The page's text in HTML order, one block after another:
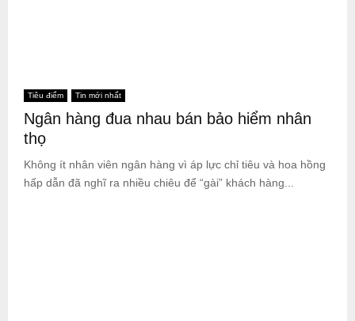
Tiêu điểm Tin mới nhất
Ngân hàng đua nhau bán bảo hiểm nhân
thọ
Không ít nhân viên ngân hàng vì áp lực chỉ tiêu và hoa hồng
hấp dẫn đã nghĩ ra nhiều chiêu để “gài” khách hàng...